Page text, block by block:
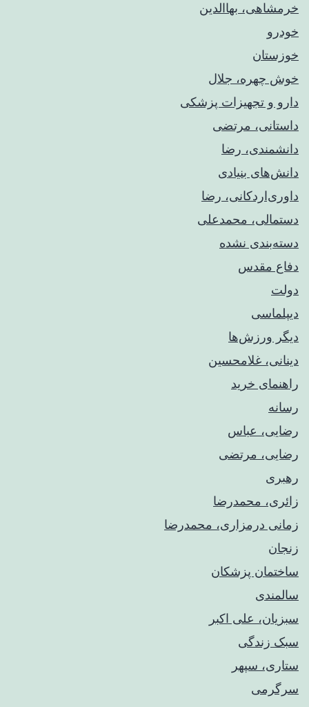
خرمشاهی، بهاالدین
خودرو
خوزستان
خوش چهره، جلال
دارو و تجهیزات پزشکی
داستانی، مرتضی
دانشمندی، رضا
دانش‌های بنیادی
داوری‌اردکانی، رضا
دستمالی، محمدعلی
دسته‌بندی نشده
دفاع مقدس
دولت
دیپلماسی
دیگر ورزش‌ها
دینانی، غلامحسین
راهنمای خريد
رسانه
رضایی، عباس
رضایی، مرتضی
رهبری
زائری، محمدرضا
زمانی درمزاری، محمدرضا
زنجان
ساختمان پزشکان
سالمندی
سبزیان، علی اکبر
سبک زندگی
ستاری، سپهر
سرگرمی